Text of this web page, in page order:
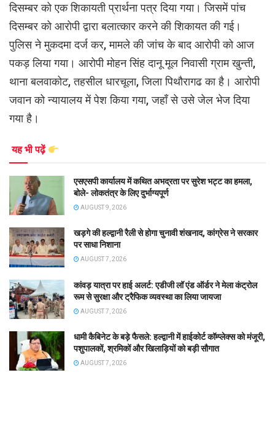
दिसम्बर को एक शिकायती प्रार्थना पत्र दिया गया। जिसमें पांच
दिसम्बर को आरोपी द्वारा बलात्कार करने की शिकायत की गई।
पुलिस ने मुकदमा दर्ज कर, मामले की जांच के बाद आरोपी को आज
पकड़ लिया गया। आरोपी मोहन सिंह दानू मूल निवासी ग्राम खुन्ती,
थाना बलवाकोट, तहसील धारचूला, जिला पिथौरागढ का है। आरोपी
जवान को न्यायालय में पेश किया गया, जहाँ से उसे जेल भेज दिया
गया है।
यह भी पढ़ें
एसएसपी कार्यालय में कथित अभद्रता पर सुरेश भट्ट का हमला,
बोले- लोकतंत्र के लिए दुर्भाग्यपूर्ण
AUGUST 9, 2026
खड़गे की हल्द्वानी रैली से होगा चुनावी शंखनाद, कांग्रेस ने सरकार
पर साधा निशाना
AUGUST 7, 2026
कांवड़ यात्रा पर हाई अलर्ट: एडीजी लॉ एंड ऑर्डर ने मेला कंट्रोल
रूम से सुरक्षा और ट्रैफिक व्यवस्था का लिया जायजा
AUGUST 7, 2026
धामी कैबिनेट के बड़े फैसले: हल्द्वानी में हाईकोर्ट कॉम्प्लेक्स को मंजूरी,
पशुपालकों, श्रमिकों और खिलाड़ियों को बड़ी सौगात
AUGUST 7, 2026